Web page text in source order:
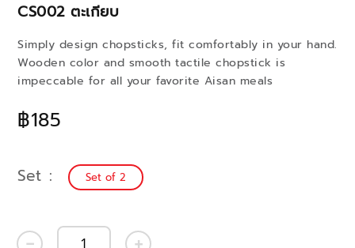
CS002 ตะเกียบ
฿185
Simply design chopsticks, fit comfortably in your hand.
Wooden color and smooth tactile chopstick is
impeccable for all your favorite Aisan meals
Set Set of 2